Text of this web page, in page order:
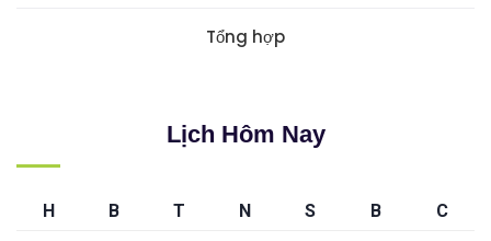
Tổng hợp
Lịch Hôm Nay
H B T N S B C